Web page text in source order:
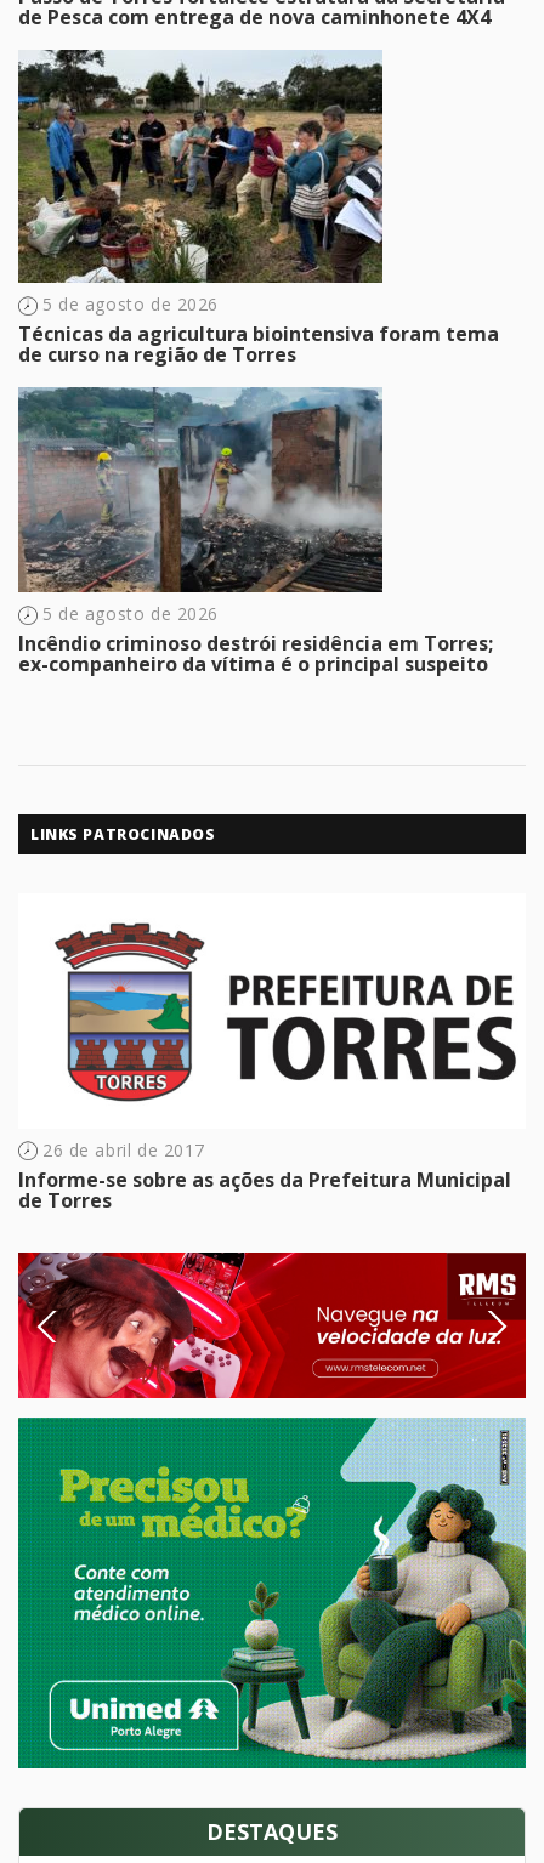
de Pesca com entrega de nova caminhonete 4X4
5 de agosto de 2026
Técnicas da agricultura biointensiva foram tema
de curso na região de Torres
5 de agosto de 2026
Incêndio criminoso destrói residência em Torres;
ex-companheiro da vítima é o principal suspeito
LINKS PATROCINADOS
26 de abril de 2017
Informe-se sobre as ações da Prefeitura Municipal
de Torres
Previous Next
DESTAQUES